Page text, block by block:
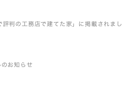
判の工務店で建てた家」に掲載されまし
お知らせ